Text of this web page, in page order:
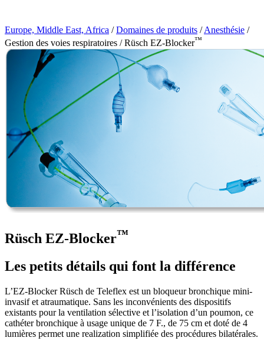
Europe, Middle East, Africa /Domaines de produits /Anesthésie /
Gestion des voies respiratoires / Rüsch EZ-Blocker™
Rüsch EZ-Blocker™
Les petits détails qui font la différence
L’EZ-Blocker Rüsch de Teleflex est un bloqueur bronchique mini-
invasif et atraumatique. Sans les inconvénients des dispositifs
existants pour la ventilation sélective et l’isolation d’un poumon, ce
cathéter bronchique à usage unique de 7 F., de 75 cm et doté de 4
lumières permet une realization simplifiée des procédures bilatérales.